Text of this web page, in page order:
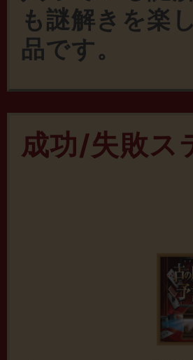
も謎解きを楽
品です。
成功/失敗ス